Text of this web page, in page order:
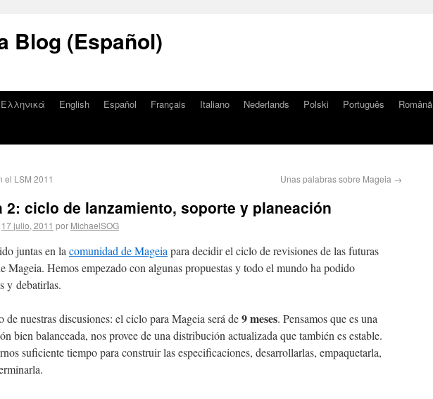
Blog (Español)
Ελληνικά English Español Français Italiano Nederlands Polski Português Română
el LSM 2011 Unas palabras sobre Mageia →
2: ciclo de lanzamiento, soporte y planeación
17 julio, 2011 por MichaelSOG
juntas en la comunidad de Mageia para decidir el ciclo de revisiones de las futuras
Mageia. Hemos empezado con algunas propuestas y todo el mundo ha podido
y debatirlas.
de nuestras discusiones: el ciclo para Mageia será de9 meses. Pensamos que es una
bien balanceada, nos provee de una distribución actualizada que también es estable.
suficiente tiempo para construir las especificaciones, desarrollarlas, empaquetarla,